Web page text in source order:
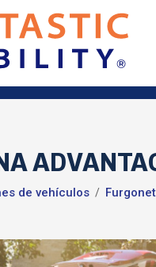
de vehículos